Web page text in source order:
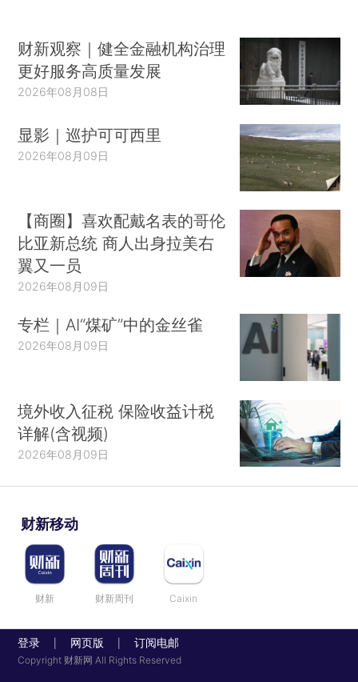
财新观察｜健全金融机构治理
更好服务高质量发展
2026年08月08日
显影｜巡护可可西里
2026年08月09日
【商圈】喜欢配戴名表的哥伦
比亚新总统 商人出身拉美右
翼又一员
2026年08月09日
专栏｜AI“煤矿”中的金丝雀
2026年08月09日
境外收入征税 保险收益计税
详解(含视频)
2026年08月09日
财新移动
财新 财新周刊 Caixin
登录 网页版 订阅电邮
Copyright 财新网 All Rights Reserved